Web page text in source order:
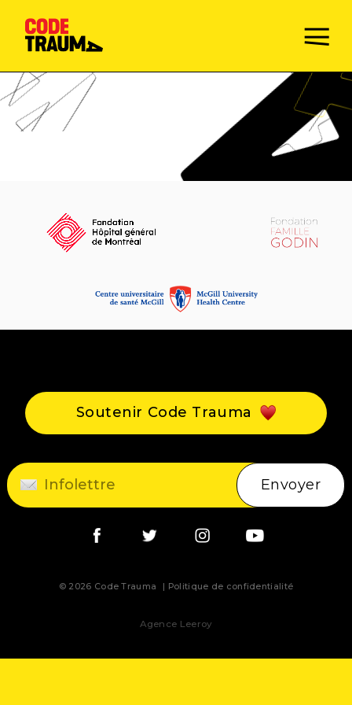
Activités
Blogue
Contact
Champions de la prévention
Envoyer
Soutenir Code Trauma
© 2026 Code Trauma Politique de confidentialité
Agence Leeroy